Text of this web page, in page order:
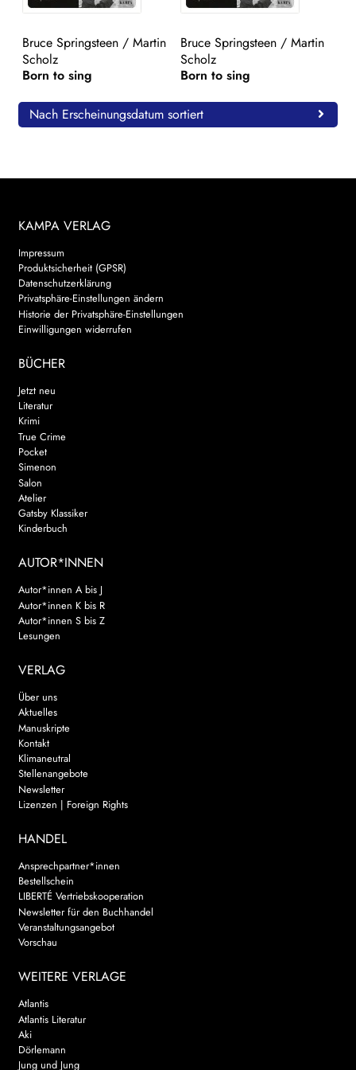
Bruce Springsteen /Martin
Scholz
Born to sing
Bruce Springsteen/ Martin
Scholz
Born to sing
Nach Erscheinungsdatum sortiert
KAMPA VERLAG
Impressum
Produktsicherheit (GPSR)
Datenschutzerklärung
Privatsphäre-Einstellungen ändern
Historie der Privatsphäre-Einstellungen
Einwilligungen widerrufen
BÜCHER
Jetzt neu
Literatur
Krimi
True Crime
Pocket
Simenon
Salon
Atelier
Gatsby Klassiker
Kinderbuch
AUTOR*INNEN
Autor*innen A bis J
Autor*innen K bis R
Autor*innen S bis Z
Lesungen
VERLAG
Über uns
Aktuelles
Manuskripte
Kontakt
Klimaneutral
Stellenangebote
Newsletter
Lizenzen | Foreign Rights
HANDEL
Ansprechpartner*innen
Bestellschein
LIBERTÉ Vertriebskooperation
Newsletter für den Buchhandel
Veranstaltungsangebot
Vorschau
WEITERE VERLAGE
Atlantis
Atlantis Literatur
Aki
Dörlemann
Jung und Jung